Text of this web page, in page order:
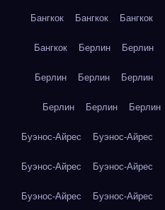
Бангкок Бангкок Бангкок
Бангкок Берлин Берлин
Берлин Берлин Берлин
Берлин Берлин Берлин
Буэнос-Айрес Буэнос-Айрес
Буэнос-Айрес Буэнос-Айрес
Буэнос-Айрес Буэнос-Айрес